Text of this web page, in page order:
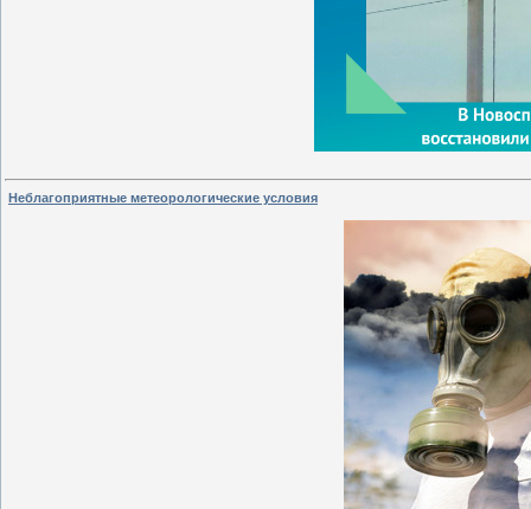
Неблагоприятные метеорологические условия